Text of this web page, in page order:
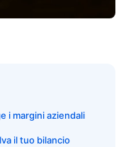
i margini aziendali
il tuo bilancio